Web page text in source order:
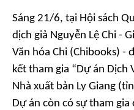
Sáng 21/6, tại Hội sách
dịch giả Nguyễn Lệ Chi -
Văn hóa Chi (Chibooks) -
kết tham gia “Dự án Dịch
Nhà xuất bản Ly Giang
Dự án còn có sự tham